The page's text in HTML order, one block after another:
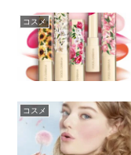
コスメ
コスメ